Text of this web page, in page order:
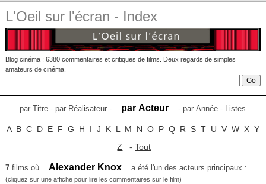
L'Oeil sur l'écran - Index
Blog cinéma : 6380 commentaires et critiques de films. Deux regards de simples
amateurs de cinéma.
par Titre -par Réalisateur - par Acteur -par Année - Listes
A B C D E F G H I J K L M N O P Q R S T U V W X Y
Z -Tout
7films où Alexander Knox a été l'un des acteurs principaux :
(cliquez sur une affiche pour lire les commentaires sur le film)